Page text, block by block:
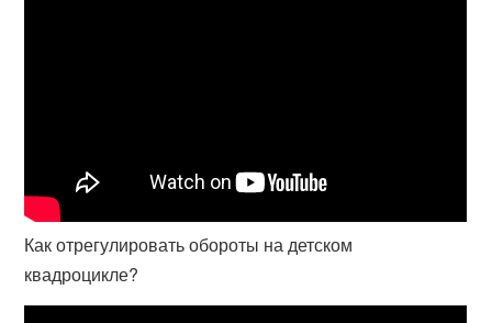
Как отрегулировать обороты на детском
квадроцикле?